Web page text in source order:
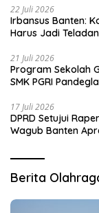
22 Juli 2026
Irbansus Banten:
Harus Jadi
21 Juli 2026
Program Sekolah
SMK PGRI
17 Juli 2026
DPRD Setujui
Wagub Banten
Berita